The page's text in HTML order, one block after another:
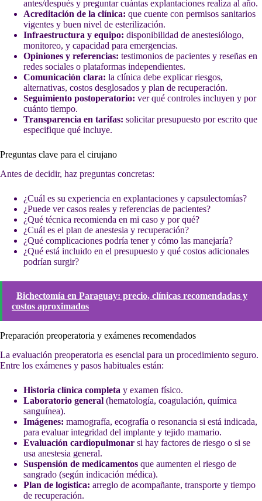
antes/después y preguntar cuántas explantaciones realiza al año.
Acreditación de la clínica: que cuente con permisos sanitarios
vigentes y buen nivel de esterilización.
Infraestructura y equipo: disponibilidad de anestesiólogo,
monitoreo, y capacidad para emergencias.
Opiniones y referencias: testimonios de pacientes y reseñas en
redes sociales o plataformas independientes.
Comunicación clara: la clínica debe explicar riesgos,
alternativas, costos desglosados y plan de recuperación.
Seguimiento postoperatorio: ver qué controles incluyen y por
cuánto tiempo.
Transparencia en tarifas: solicitar presupuesto por escrito que
especifique qué incluye.
Preguntas clave para el cirujano
Antes de decidir, haz preguntas concretas:
¿Cuál es su experiencia en explantaciones y capsulectomías?
¿Puede ver casos reales y referencias de pacientes?
¿Qué técnica recomienda en mi caso y por qué?
¿Cuál es el plan de anestesia y recuperación?
¿Qué complicaciones podría tener y cómo las manejaría?
¿Qué está incluido en el presupuesto y qué costos adicionales
podrían surgir?
Bichectomía en Paraguay: precio, clínicas recomendadas y
costos aproximados
Preparación preoperatoria y exámenes recomendados
La evaluación preoperatoria es esencial para un procedimiento seguro.
Entre los exámenes y pasos habituales están:
Historia clínica completa y examen físico.
Laboratorio general (hematología, coagulación, química
sanguínea).
Imágenes: mamografía, ecografía o resonancia si está indicada,
para evaluar integridad del implante y tejido mamario.
Evaluación cardiopulmonar si hay factores de riesgo o si se
usa anestesia general.
Suspensión de medicamentos que aumenten el riesgo de
sangrado (según indicación médica).
Plan de logística: arreglo de acompañante, transporte y tiempo
de recuperación.